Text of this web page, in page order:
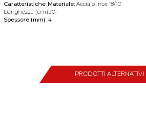
Caratteristiche: Materiale: Acciaio Inox 18/10
Lunghezza (cm)20
Spessore (mm): 4
PRODOTTI ALTERNATIVI